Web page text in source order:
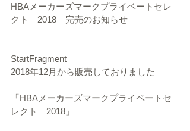
HBAメーカーズマークプライベートセレ
クト　2018　完売のお知らせ
StartFragment
2018年12月から販売しておりました
「HBAメーカーズマークプライベートセ
レクト　2018」